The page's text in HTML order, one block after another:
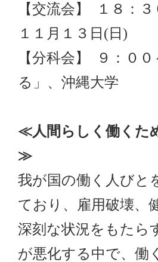
【交流会】 １８：
１１月１３日(日)
【分科会】 ９：
る」、沖縄大学
≪人間らしく働くた
≫
我が国の働く人びと
ており、雇用破壊、
深刻な状況をもたら
が悪化する中で、働